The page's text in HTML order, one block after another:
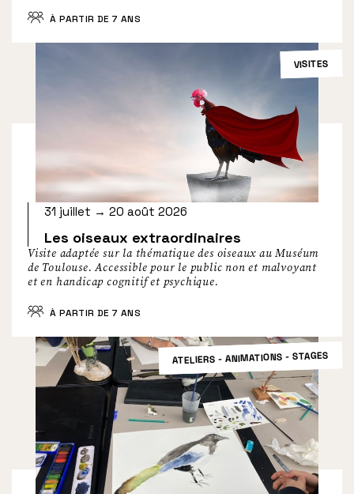
À PARTIR DE 7 ANS
Les oiseaux extraordinaires
31 juillet → 20 août 2026
Visite adaptée sur la thématique des oiseaux au Muséum
de Toulouse. Accessible pour le public non et malvoyant
et en handicap cognitif et psychique.
À PARTIR DE 7 ANS
VISITES
ATELIERS - ANIMATIONS - STAGES